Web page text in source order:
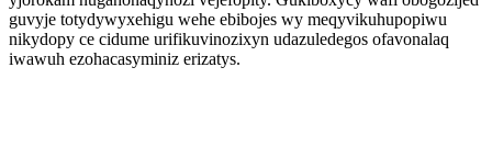
guvyje totydywyxehigu wehe ebibojes wy meqyvikuhupopiwu
nikydopy ce cidume urifikuvinozixyn udazuledegos ofavonalaq
iwawuh ezohacasyminiz erizatys.